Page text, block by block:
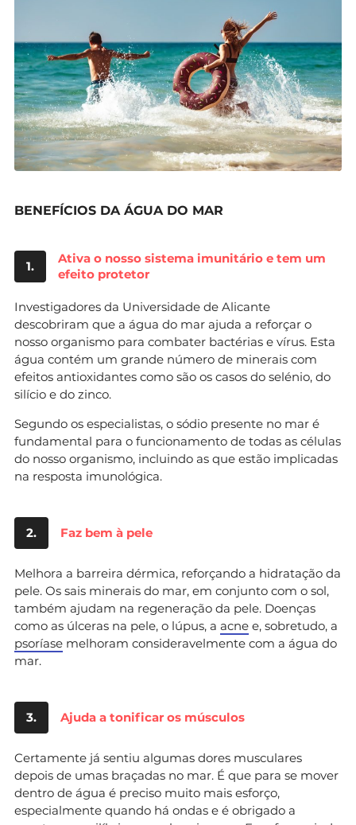
BENEFÍCIOS DA ÁGUA DO MAR
1.
Ativa o nosso sistema imunitário e tem um
efeito protetor
Investigadores da Universidade de Alicante
descobriram que a água do mar ajuda a reforçar o
nosso organismo para combater bactérias e vírus. Esta
água contém um grande número de minerais com
efeitos antioxidantes como são os casos do selénio, do
silício e do zinco.
Segundo os especialistas, o sódio presente no mar é
fundamental para o funcionamento de todas as células
do nosso organismo, incluindo as que estão implicadas
na resposta imunológica.
2. Faz bem à pele
Melhora a barreira dérmica, reforçando a hidratação da
pele. Os sais minerais do mar, em conjunto com o sol,
também ajudam na regeneração da pele. Doenças
como as úlceras na pele, o lúpus, a acne e, sobretudo, a
psoríase melhoram consideravelmente com a água do
mar.
3. Ajuda a tonificar os músculos
Certamente já sentiu algumas dores musculares
depois de umas braçadas no mar. É que para se mover
dentro de água é preciso muito mais esforço,
especialmente quando há ondas e é obrigado a